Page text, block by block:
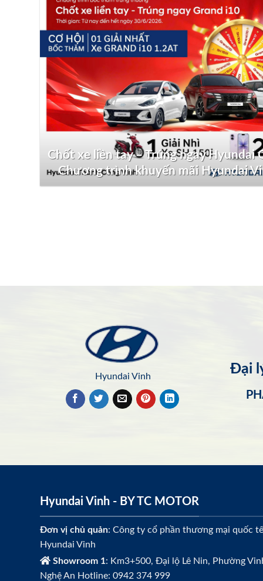
Chốt xe liền tay – Trúng ngay Hyundai
Chương trình khuyến mãi Hyundai
Hyundai Vinh Đại
Hyundai Vinh - BY TC MOTOR
Đơn vị chủ quản: Công ty cổ phần thương mại quốc
Hyundai Vinh
Showroom 1: Km3+500, Đại lộ Lê Nin, Phường
Nghệ An Hotline: 0942 374 999